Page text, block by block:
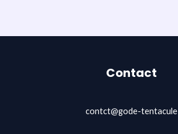
Contact
contct@gode-tentacule